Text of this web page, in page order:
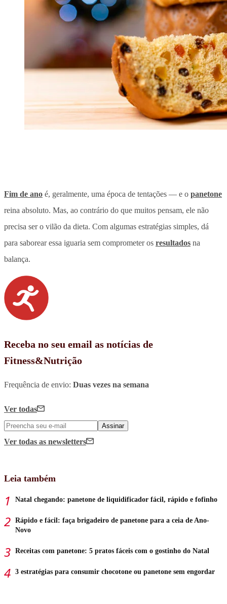
Fim de ano é, geralmente, uma época de tentações — e o panetone
reina absoluto. Mas, ao contrário do que muitos pensam, ele não
precisa ser o vilão da dieta. Com algumas estratégias simples, dá
para saborear essa iguaria sem comprometer os resultados na
balança.
Receba no seu email as notícias de
Fitness&Nutrição
Frequência de envio: Duas vezes na semana
Ver todas
Assinar
Ver todas as newsletters
Leia também
Natal chegando: panetone de liquidificador fácil, rápido e fofinho
Rápido e fácil: faça brigadeiro de panetone para a ceia de Ano-
Novo
Receitas com panetone: 5 pratos fáceis com o gostinho do Natal
3 estratégias para consumir chocotone ou panetone sem engordar